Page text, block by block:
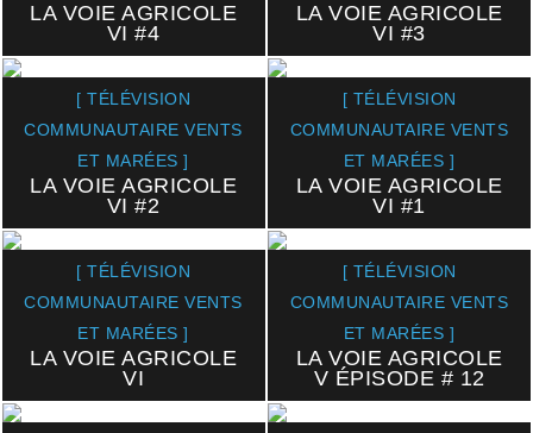
LA VOIE AGRICOLE
VI #4
LA VOIE AGRICOLE
VI #3
[ TÉLÉVISION
COMMUNAUTAIRE VENTS
ET MARÉES ]
LA VOIE AGRICOLE
VI #2
[ TÉLÉVISION
COMMUNAUTAIRE VENTS
ET MARÉES ]
LA VOIE AGRICOLE
VI #1
[ TÉLÉVISION
COMMUNAUTAIRE VENTS
ET MARÉES ]
LA VOIE AGRICOLE
VI
[ TÉLÉVISION
COMMUNAUTAIRE VENTS
ET MARÉES ]
LA VOIE AGRICOLE
V ÉPISODE # 12